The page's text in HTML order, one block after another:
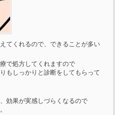
てくれるので、できることが多い
で処方してくれますので
もしっかりと診断をしてもらって
効果が実感しづらくなるので